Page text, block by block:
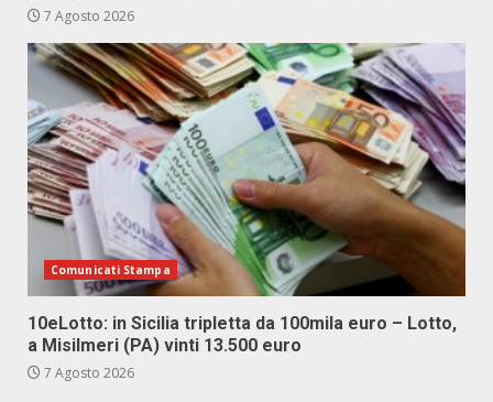
7 Agosto 2026
Comunicati Stampa
10eLotto: in Sicilia tripletta da 100mila euro – Lotto,
a Misilmeri (PA) vinti 13.500 euro
7 Agosto 2026